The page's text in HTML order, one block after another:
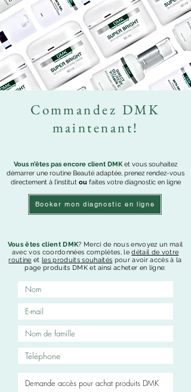
Commandez DMK
maintenant!
Vous n’êtes pas encore client DMKet vous souhaitez
démarrer une routine Beauté adaptée, prenez rendez-vous
directement à l’institut oufaites votre diagnostic en ligne
Booker mon diagnostic en ligne
Vous êtes client DMK? Merci de nous envoyez un mail
avec vos coordonnées complètes, ledétail de votre
routine etles produits souhaités pour avoir accès à la
page produits DMK et ainsi acheter en ligne: